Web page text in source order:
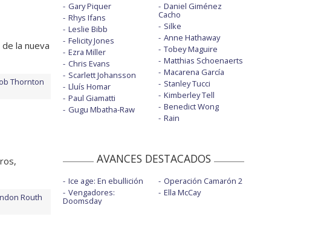
la nueva
Thornton
Routh
Gary Piquer
Rhys Ifans
Leslie Bibb
Felicity Jones
Ezra Miller
Chris Evans
Scarlett Johansson
Lluís Homar
Paul Giamatti
Gugu Mbatha-Raw
Daniel Giménez
Cacho
Silke
Anne Hathaway
Tobey Maguire
Matthias Schoenaerts
Macarena García
Stanley Tucci
Kimberley Tell
Benedict Wong
Rain
AVANCES DESTACADOS
Ice age: En ebullición
Vengadores:
Doomsday
Operación Camarón 2
Ella McCay